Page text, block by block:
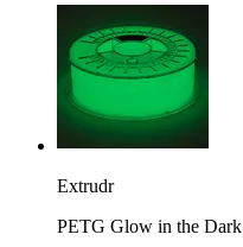
Extrudr
PETG Glow in the Dark